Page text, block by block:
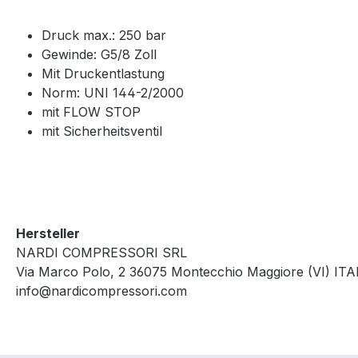
Druck max.: 250 bar
Gewinde: G5/8 Zoll
Mit Druckentlastung
Norm: UNI 144-2/2000
mit FLOW STOP
mit Sicherheitsventil
Hersteller
NARDI COMPRESSORI SRL
Via Marco Polo, 2 36075 Montecchio Maggiore (VI)
info@nardicompressori.com